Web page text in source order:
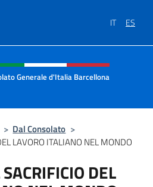
IT ES
sitio web,
Generale d'Italia Barcellona
> Dal Consolato >
LAVORO ITALIANO NEL MONDO
DEL